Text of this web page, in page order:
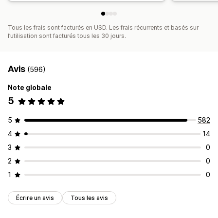
Tous les frais sont facturés en USD. Les frais récurrents et basés sur
l’utilisation sont facturés tous les 30 jours.
Avis (596)
Note globale
5
5
582
4
14
3
0
2
0
1
0
Écrire un avis Tous les avis